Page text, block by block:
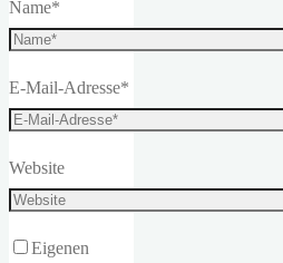
Name*
E-Mail-Adresse*
Website
Eigenen